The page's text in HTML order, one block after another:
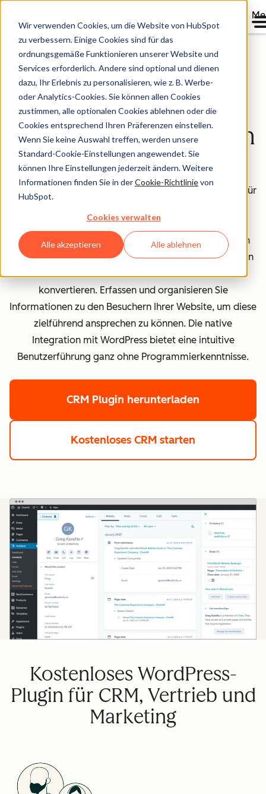
Wir verwenden Cookies, um die Website von HubSpot
zu verbessern. Einige Cookies sind für das
ordnungsgemäße Funktionieren unserer Website und
Services erforderlich. Andere sind optional und dienen
dazu, Ihr Erlebnis zu personalisieren, wie z. B. Werbe-
oder Analytics-Cookies. Sie können allen Cookies
zustimmen, alle optionalen Cookies ablehnen oder die
Cookies entsprechend Ihren Präferenzen einstellen.
Wenn Sie keine Auswahl treffen, werden unsere
Standard-Cookie-Einstellungen angewendet. Sie
können Ihre Einstellungen jederzeit ändern. Weitere
Informationen finden Sie in derCookie-Richtlinievon
HubSpot.
Cookies verwalten
Alle akzeptieren Alle ablehnen
VON ÜBER 299.000 WEBSITES GENUTZT
Das kostenlose
WordPress CRM Plugin
von HubSpot
Live-Chats, Formulare und Pop-ups, CRM-Funktionen für
Chatbots sowie Analytics-Daten zu Ihrem
Unternehmenswachstum – das WordPress-Plugin von
HubSpot bietet eine Reihe von Funktionen, die es Ihnen
erleichtern, Besucher zu Leads und zu Kunden zu
konvertieren. Erfassen und organisieren Sie
Informationen zu den Besuchern Ihrer Website, um diese
zielführend ansprechen zu können. Die native
Integration mit WordPress bietet eine intuitive
Benutzerführung ganz ohne Programmierkenntnisse.
CRM Plugin herunterladen
Kostenloses CRM starten
Kostenloses WordPress-
Plugin für CRM, Vertrieb und
Marketing